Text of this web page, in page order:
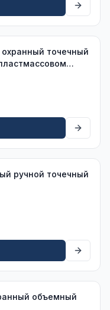
точечный
ручной точечный
объемный